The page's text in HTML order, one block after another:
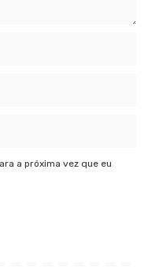
a próxima vez que eu